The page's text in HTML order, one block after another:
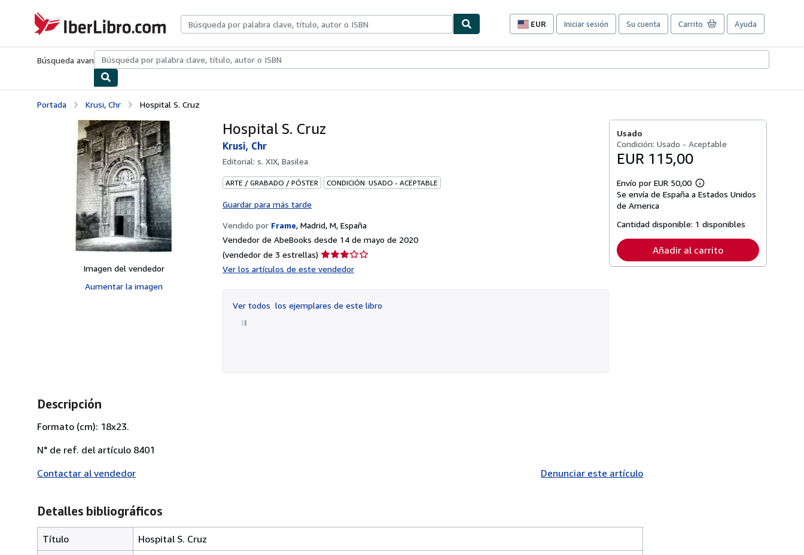
IberLibro.com
EUR
Preferencias
compra
sitio.
Iniciar sesión Su cuenta Carrito Ayuda
Búsqueda avanzadaColecciones Libros antiguosArte y coleccionismo
Portada Krusi, Chr Hospital S. Cruz
Imagen del vendedor
Aumentar la imagen
Hospital S. Cruz
Krusi, Chr
Editorial: s. XIX, Basilea
ARTE / GRABADO / PÓSTER CONDICIÓN: USADO - ACEPTABLE
Guardar para más tarde
Vendido por Frame, Madrid, M, España
Vendedor de AbeBooks desde 14 de mayo de 2020
(vendedor de 3 estrellas) Calificación
Ver los artículos de este vendedor
Ver todos los ejemplares de este libro
Usado
Condición: Usado - Aceptable
EUR 115,00
Envío por EUR 50,00
Más
información
tarifas
envío
Se envía de España a Estados Unidos
de America
Cantidad disponible: 1 disponibles
Añadir al carrito
Descripción
Formato (cm): 18x23.
N° de ref. del artículo 8401
Contactar al vendedor
Denunciar este artículo
Detalles bibliográficos
Título
Hospital S. Cruz